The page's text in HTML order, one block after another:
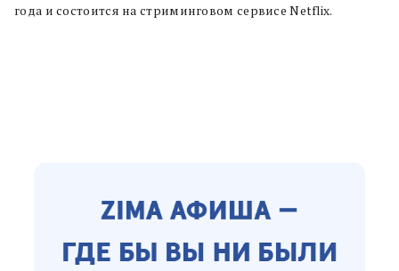
года и состоится на стриминговом сервисе Netflix.